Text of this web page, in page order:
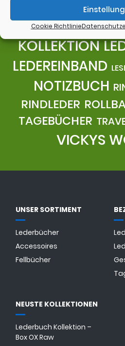
Cookie Richtlinie
DIN A6
EC-KARTEN ETUI FELL
KOLLEKTION
LEDEREINBAND
NOTIZBUCH
RINDLEDER
TAGEBÜCHER
VICKYS
UNSER SORTIMENT
Lederbücher
Accessoires
Fellbücher
NEUSTE KOLLEKTIONEN
Lederbuch Kollektion –
Box OX Raw